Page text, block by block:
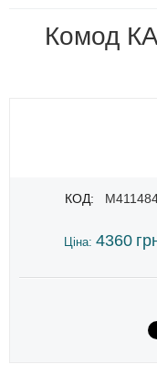
Комод
КОД:
Ціна: 4360